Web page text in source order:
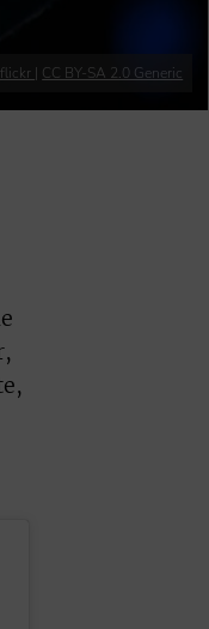
| CC BY-SA 2.0 Generic